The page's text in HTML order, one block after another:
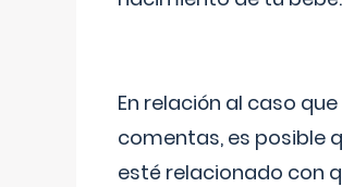
En relación al caso que
comentas, es posible
esté relacionado con